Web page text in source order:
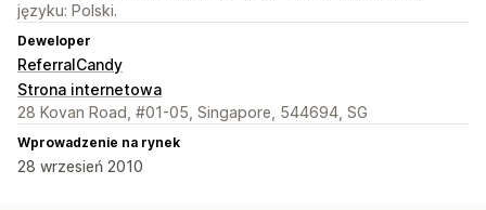
języku: Polski.
Deweloper
ReferralCandy
Strona internetowa
28 Kovan Road, #01-05, Singapore, 544694, SG
Wprowadzenie na rynek
28 wrzesień 2010